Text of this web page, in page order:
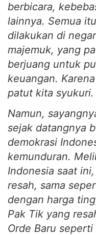
berbicara,
lainnya. Semua
dilakukan di
majemuk, yang
berjuang untuk
keuangan.
patut kita syukuri.
Namun,
sejak datangnya
demokrasi
kemunduran.
Indonesia saat
resah, sama
dengan harga
Pak Tik yang
Orde Baru